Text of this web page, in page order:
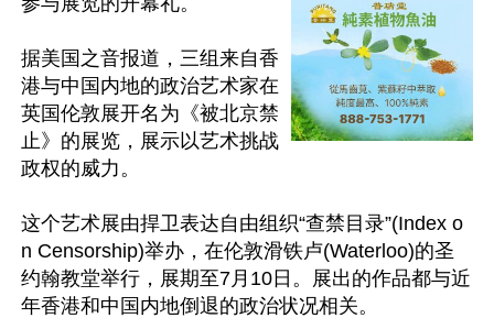
据美国之音报道，三组来自香
港与中国内地的政治艺术家在
英国伦敦展开名为《被北京禁
止》的展览，展示以艺术挑战
政权的威力。
这个艺术展由捍卫表达自由组织“查禁目录”(Index o
n Censorship)举办，在伦敦滑铁卢(Waterloo)的圣
约翰教堂举行，展期至7月10日。展出的作品都与近
年香港和中国内地倒退的政治状况相关。